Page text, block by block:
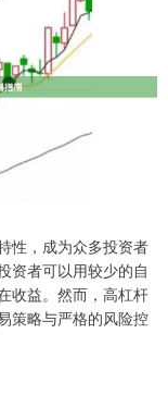
性，成为众多投资者
资者可以用较少的自
收益。然而，高杠杆
策略与严格的风险控